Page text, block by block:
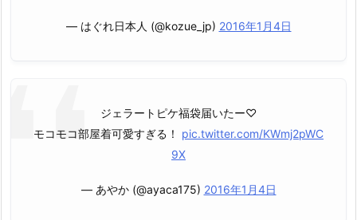
— はぐれ日本人 (@kozue_jp) 2016年1月4日
ジェラートピケ福袋届いたー♡
モコモコ部屋着可愛すぎる！ pic.twitter.com/KWmj2pWC
9X
— あやか (@ayaca175) 2016年1月4日